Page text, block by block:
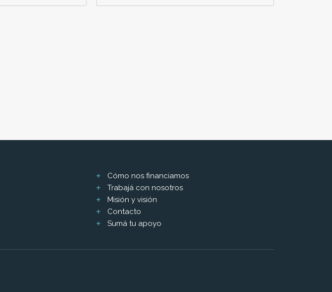
Cómo nos financiamos
Trabajá con nosotros
Misión y visión
Contacto
Sumá tu apoyo